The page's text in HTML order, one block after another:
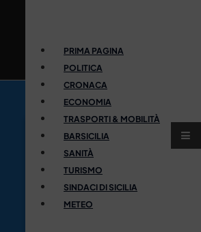
PRIMA PAGINA
POLITICA
CRONACA
ECONOMIA
TRASPORTI & MOBILITÀ
BARSICILIA
SANITÀ
TURISMO
SINDACI DI SICILIA
METEO